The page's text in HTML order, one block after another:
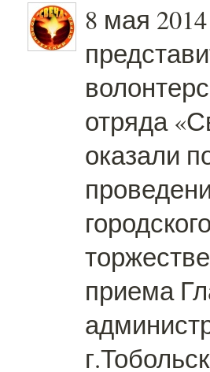
8 мая
отряда
оказали
приема